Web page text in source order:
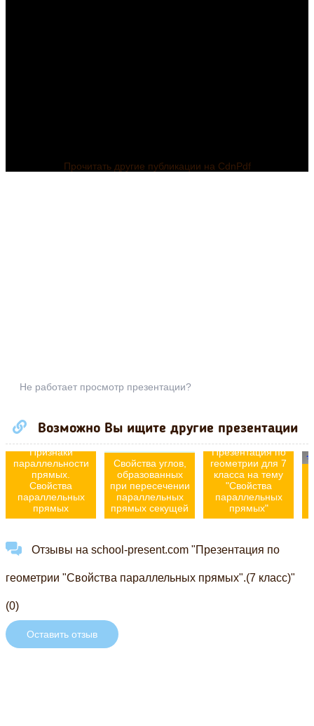
Прочитать другие публикации на CdnPdf
Не работает просмотр презентации?
Возможно Вы ищите другие презентации
Признаки
параллельности
прямых.
Свойства
параллельных
прямых
Свойства углов,
образованных
при пересечении
параллельных
прямых секущей
Презентация по
геометрии для 7
класса на тему
"Свойства
параллельных
прямых"
Отзывы на school-present.com "Презентация по
геометрии "Свойства параллельных прямых".(7 класс)"
(0)
Оставить отзыв